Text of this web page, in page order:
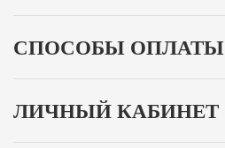
СПОСОБЫ ОПЛАТЫ
ЛИЧНЫЙ КАБИНЕТ